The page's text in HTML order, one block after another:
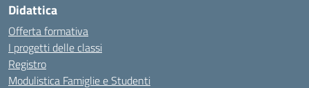
Didattica
Offerta formativa
I progetti delle classi
Registro
Modulistica Famiglie e Studenti